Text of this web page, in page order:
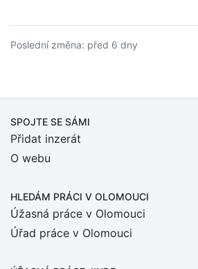
Poslední změna: před 6 dny
SPOJTE SE SÁMI
Přidat inzerát
O webu
HLEDÁM PRÁCI V OLOMOUCI
Úžasná práce v Olomouci
Úřad práce v Olomouci